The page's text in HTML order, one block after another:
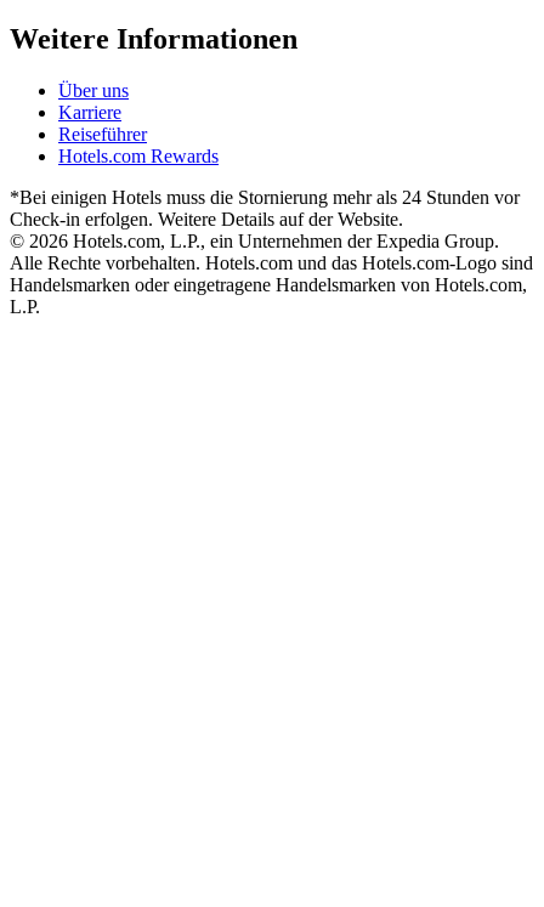
Weitere Informationen
Über uns
Karriere
Reiseführer
Hotels.com Rewards
*Bei einigen Hotels muss die Stornierung mehr als 24 Stunden vor
Check-in erfolgen. Weitere Details auf der Website.
© 2026 Hotels.com, L.P., ein Unternehmen der Expedia Group.
Alle Rechte vorbehalten. Hotels.com und das Hotels.com-Logo sind
Handelsmarken oder eingetragene Handelsmarken von Hotels.com,
L.P.